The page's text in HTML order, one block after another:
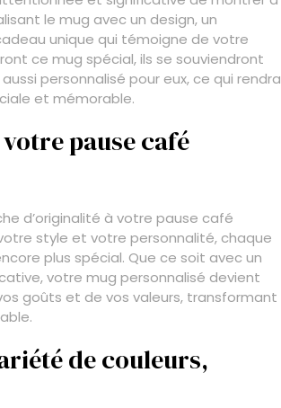
le mug avec un design, un
unique qui témoigne de votre
ce mug spécial, ils se souviendront
personnalisé pour eux, ce qui rendra
et mémorable.
pause café
d’originalité à votre pause café
style et votre personnalité, chaque
plus spécial. Que ce soit avec un
votre mug personnalisé devient
goûts et de vos valeurs, transformant
de couleurs,